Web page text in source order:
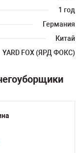
1 год
Германия
Китай
YARD FOX (ЯРД ФОКС)